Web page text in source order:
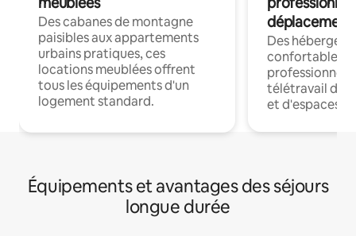
Des cabanes de montagne
paisibles aux appartements
urbains pratiques, ces
locations meublées offrent
tous les équipements d'un
logement standard.
déplacement
Des
confortables
professionnels
télétravail
et d'espaces
Équipements et avantages des séjours
longue durée